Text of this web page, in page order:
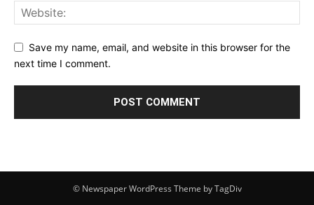
Save my name, email, and website in this browser for the
next time I comment.
© Newspaper WordPress Theme by TagDiv